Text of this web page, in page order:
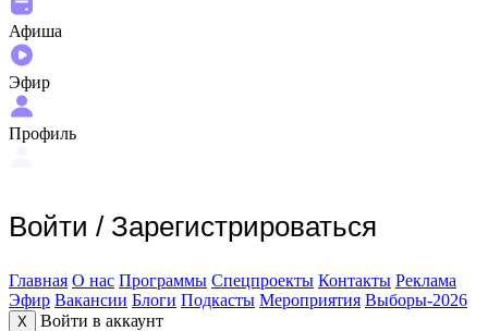
Афиша
Эфир
Профиль
Войти / Зарегистрироваться
Главная О нас Программы Спецпроекты Контакты Реклама
Эфир Вакансии Блоги Подкасты Мероприятия Выборы-2026
X
Войти в аккаунт